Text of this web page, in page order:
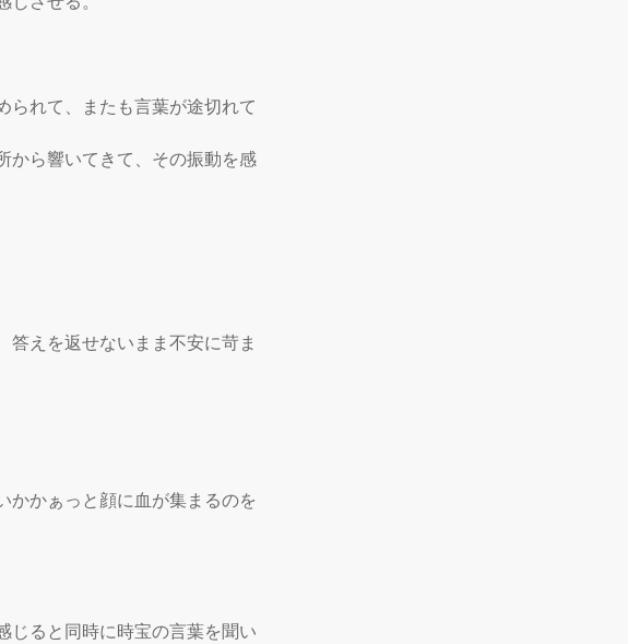
れて、またも言葉が途切れて
から響いてきて、その振動を感
えを返せないまま不安に苛ま
かぁっと顔に血が集まるのを
ると同時に時宝の言葉を聞い